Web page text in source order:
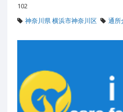
102
神奈川県 横浜市神奈川区
通所